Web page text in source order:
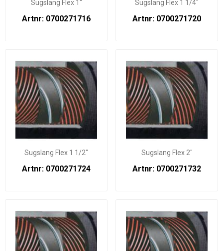
Sugslang Flex 1"
Artnr: 0700271716
Sugslang Flex 1 1/4"
Artnr: 0700271720
Sugslang Flex 1 1/2"
Artnr: 0700271724
Sugslang Flex 2"
Artnr: 0700271732